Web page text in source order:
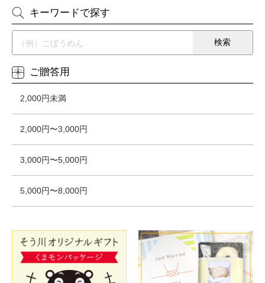
キーワードで探す
ご贈答用
2,000円未満
2,000円〜3,000円
3,000円〜5,000円
5,000円〜8,000円